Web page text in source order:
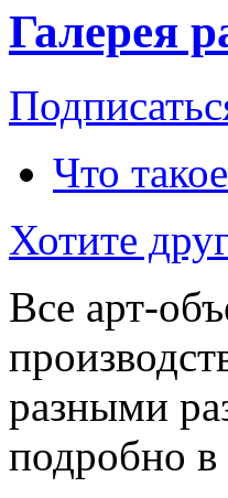
Галерея
Что
Хотите
Все арт-
разными
подробно в